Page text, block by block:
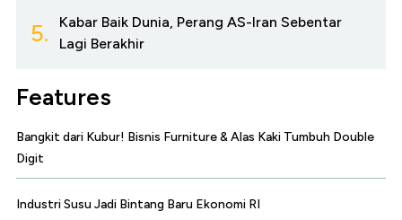
5.
Kabar Baik Dunia, Perang AS-Iran Sebentar
Lagi Berakhir
Features
Bangkit dari Kubur! Bisnis Furniture & Alas Kaki Tumbuh Double
Digit
Industri Susu Jadi Bintang Baru Ekonomi RI